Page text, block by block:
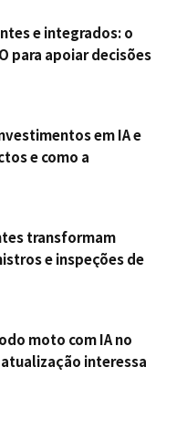
e integrados: o
para apoiar decisões
em IA e
e como a
transforma o
transformam
e inspeções de
moto com IA no
atualização interessa